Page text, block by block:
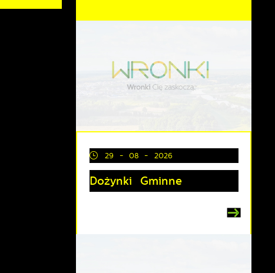
29 - 08 - 2026
Dożynki Gminne